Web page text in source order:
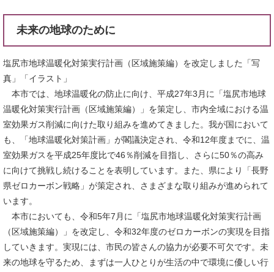
未来の地球のために
塩尻市地球温暖化対策実行計画（区域施策編）を改定しました「写
真」「イラスト」
本市では、地球温暖化の防止に向け、平成27年3月に「塩尻市地球
温暖化対策実行計画（区域施策編）」を策定し、市内全域における温
室効果ガス削減に向けた取り組みを進めてきました。我が国において
も、「地球温暖化対策計画」が閣議決定され、令和12年度までに、温
室効果ガスを平成25年度比で46％削減を目指し、さらに50％の高み
に向けて挑戦し続けることを表明しています。また、県により「長野
県ゼロカーボン戦略」が策定され、さまざまな取り組みが進められて
います。
本市においても、令和5年7月に「塩尻市地球温暖化対策実行計画
（区域施策編）」を改定し、令和32年度のゼロカーボンの実現を目指
していきます。実現には、市民の皆さんの協力が必要不可欠です。未
来の地球を守るため、まずは一人ひとりが生活の中で環境に優しい行